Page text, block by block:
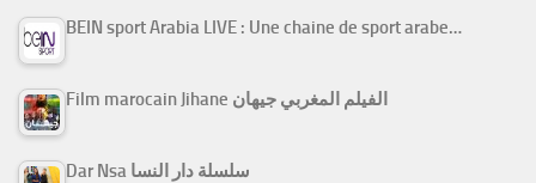
BEIN sport Arabia LIVE : Une chaine de sport arabe…
Film marocain Jihane الفيلم المغربي جيهان
Dar Nsa سلسلة دار النسا